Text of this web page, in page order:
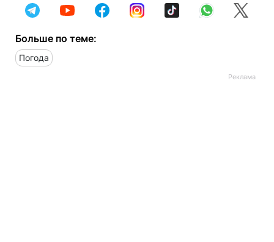
Больше по теме:
Погода